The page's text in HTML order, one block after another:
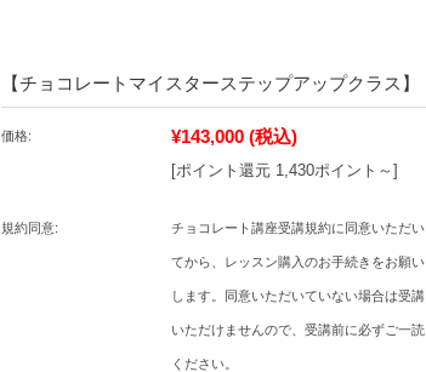
【チョコレートマイスターステップアップクラス】
価格: ¥143,000 (税込)
[ポイント還元 1,430ポイント～]
規約同意: チョコレート講座受講規約に同意いただい
てから、レッスン購入のお手続きをお願い
します。同意いただいていない場合は受講
いただけませんので、受講前に必ずご一読
ください。